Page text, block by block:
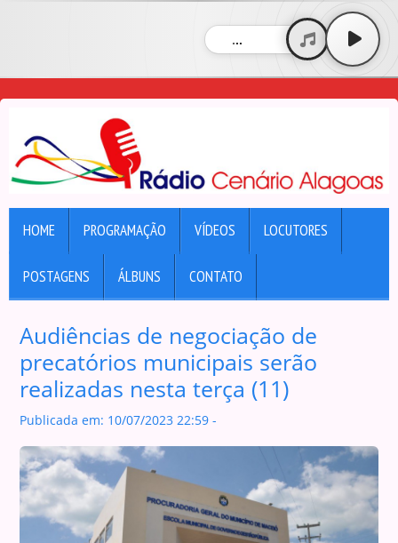
...
HOME PROGRAMAÇÃO VÍDEOS LOCUTORES
POSTAGENS ÁLBUNS CONTATO
Audiências de negociação de
precatórios municipais serão
realizadas nesta terça (11)
Publicada em: 10/07/2023 22:59 -